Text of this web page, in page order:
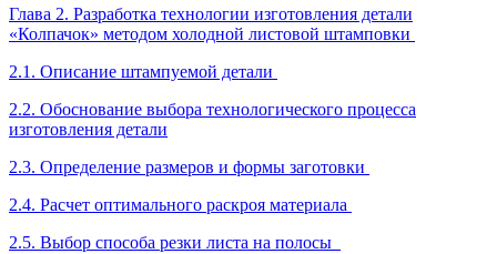
Глава 2. Разработка технологии изготовления детали
«Колпачок» методом холодной листовой штамповки
2.1. Описание штампуемой детали
2.2. Обоснование выбора технологического процесса
изготовления детали
2.3. Определение размеров и формы заготовки
2.4. Расчет оптимального раскроя материала
2.5. Выбор способа резки листа на полосы